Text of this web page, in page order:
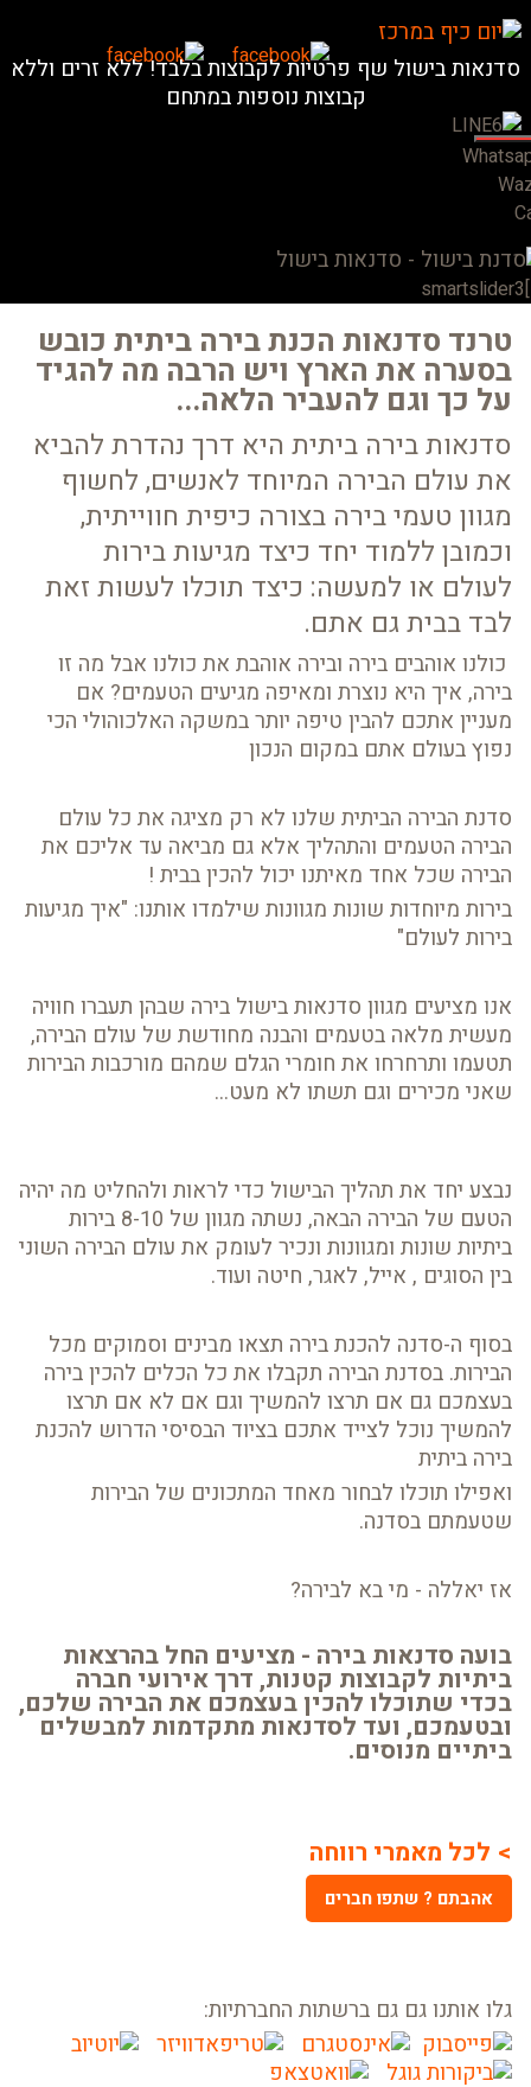
סדנאות בישול שף פרטיות לקבוצות בלבד! ללא זרים וללא
קבוצות נוספות במתחם
טרנד סדנאות הכנת בירה ביתית כובש
בסערה את הארץ ויש הרבה מה להגיד
על כך וגם להעביר הלאה...
סדנאות בירה ביתית היא דרך נהדרת להביא
את עולם הבירה המיוחד לאנשים, לחשוף
מגוון טעמי בירה בצורה כיפית חווייתית,
וכמובן ללמוד יחד כיצד מגיעות בירות
לעולם או למעשה: כיצד תוכלו לעשות זאת
לבד בבית גם אתם.
כולנו אוהבים בירה ובירה אוהבת את כולנו אבל מה זו
בירה, איך היא נוצרת ומאיפה מגיעים הטעמים? אם
מעניין אתכם להבין טיפה יותר במשקה האלכוהולי הכי
נפוץ בעולם אתם במקום הנכון
סדנת הבירה הביתית שלנו לא רק מציגה את כל עולם
הבירה הטעמים והתהליך אלא גם מביאה עד אליכם את
הבירה שכל אחד מאיתנו יכול להכין בבית !
בירות מיוחדות שונות מגוונות שילמדו אותנו: "איך מגיעות
בירות לעולם"
אנו מציעים מגוון סדנאות בישול בירה שבהן תעברו חוויה
מעשית מלאה בטעמים והבנה מחודשת של עולם הבירה,
תטעמו ותרחרחו את חומרי הגלם שמהם מורכבות הבירות
שאני מכירים וגם תשתו לא מעט...
נבצע יחד את תהליך הבישול כדי לראות ולהחליט מה יהיה
הטעם של הבירה הבאה, נשתה מגוון של 8-10 בירות
ביתיות שונות ומגוונות ונכיר לעומק את עולם הבירה השוני
בין הסוגים , אייל, לאגר, חיטה ועוד.
בסוף ה-סדנה להכנת בירה תצאו מבינים וסמוקים מכל
הבירות. בסדנת הבירה תקבלו את כל הכלים להכין בירה
בעצמכם גם אם תרצו להמשיך וגם אם לא אם תרצו
להמשיך נוכל לצייד אתכם בציוד הבסיסי הדרוש להכנת
בירה ביתית
ואפילו תוכלו לבחור מאחד המתכונים של הבירות
שטעמתם בסדנה.
אז יאללה - מי בא לבירה?
בועה סדנאות בירה - מציעים החל בהרצאות
ביתיות לקבוצות קטנות, דרך אירועי חברה
בכדי שתוכלו להכין בעצמכם את הבירה שלכם,
ובטעמכם, ועד לסדנאות מתקדמות למבשלים
ביתיים מנוסים.
> לכל מאמרי רווחה
אהבתם ? שתפו חברים
גלו אותנו גם גם ברשתות החברתיות: